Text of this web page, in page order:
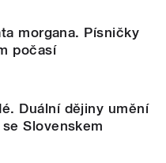
morgana. Písničky
počasí
Duální dějiny umění
Slovenskem